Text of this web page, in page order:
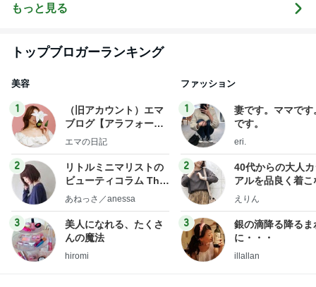
もっと見る
トップブロガーランキング
美容
1
（旧アカウント）エマ
ブログ【アラフォー会
社売却セカンドライ
エマの日記
2
リトルミニマリストの
ビューティコラム The
little minimalist's bea
あねっさ／anessa
3
美人になれる、たくさ
んの魔法
hiromi
ファッション
1
妻です。ママです
です。
eri.
2
40代からの大人
アルを品良く着こ
ファッションブロ
えりん
3
銀の滴降る降るま
に・・・
illallan